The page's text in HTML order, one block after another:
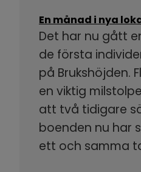
En månad i nya
Det har nu gått
de första
på Brukshöjden.
en viktig
att två tidigare
boenden nu har
ett och samma